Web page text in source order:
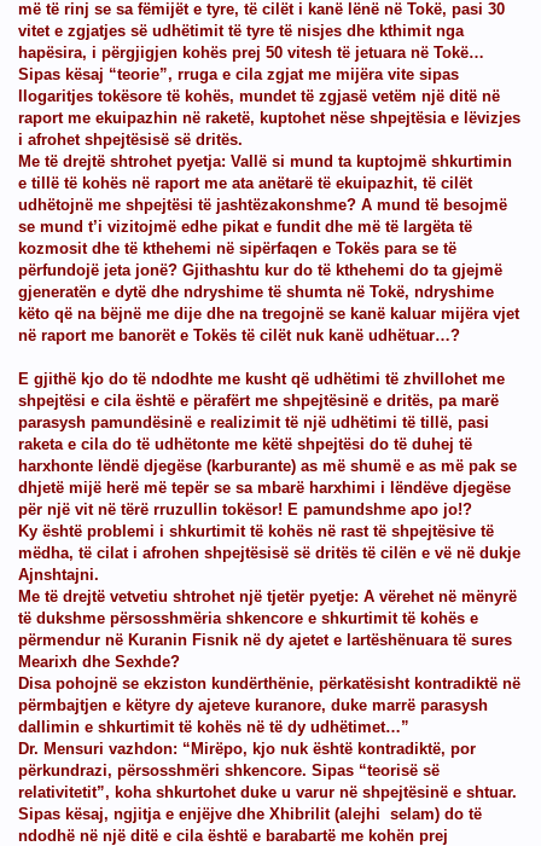
më të rinj se sa fëmijët e tyre, të cilët i kanë lënë në Tokë, pasi 30
vitet e zgjatjes së udhëtimit të tyre të nisjes dhe kthimit nga
hapësira, i përgjigjen kohës prej 50 vitesh të jetuara në Tokë…
Sipas kësaj “teorie”, rruga e cila zgjat me mijëra vite sipas
llogaritjes tokësore të kohës, mundet të zgjasë vetëm një ditë në
raport me ekuipazhin në raketë, kuptohet nëse shpejtësia e lëvizjes
i afrohet shpejtësisë së dritës.
Me të drejtë shtrohet pyetja: Vallë si mund ta kuptojmë shkurtimin
e tillë të kohës në raport me ata anëtarë të ekuipazhit, të cilët
udhëtojnë me shpejtësi të jashtëzakonshme? A mund të besojmë
se mund t’i vizitojmë edhe pikat e fundit dhe më të largëta të
kozmosit dhe të kthehemi në sipërfaqen e Tokës para se të
përfundojë jeta jonë? Gjithashtu kur do të kthehemi do ta gjejmë
gjeneratën e dytë dhe ndryshime të shumta në Tokë, ndryshime
këto që na bëjnë me dije dhe na tregojnë se kanë kaluar mijëra vjet
në raport me banorët e Tokës të cilët nuk kanë udhëtuar…?
E gjithë kjo do të ndodhte me kusht që udhëtimi të zhvillohet me
shpejtësi e cila është e përafërt me shpejtësinë e dritës, pa marë
parasysh pamundësinë e realizimit të një udhëtimi të tillë, pasi
raketa e cila do të udhëtonte me këtë shpejtësi do të duhej të
harxhonte lëndë djegëse (karburante) as më shumë e as më pak se
dhjetë mijë herë më tepër se sa mbarë harxhimi i lëndëve djegëse
për një vit në tërë rruzullin tokësor! E pamundshme apo jo!?
Ky është problemi i shkurtimit të kohës në rast të shpejtësive të
mëdha, të cilat i afrohen shpejtësisë së dritës të cilën e vë në dukje
Ajnshtajni.
Me të drejtë vetvetiu shtrohet një tjetër pyetje: A vërehet në mënyrë
të dukshme përsosshmëria shkencore e shkurtimit të kohës e
përmendur në Kuranin Fisnik në dy ajetet e lartëshënuara të sures
Mearixh dhe Sexhde?
Disa pohojnë se ekziston kundërthënie, përkatësisht kontradiktë në
përmbajtjen e këtyre dy ajeteve kuranore, duke marrë parasysh
dallimin e shkurtimit të kohës në të dy udhëtimet…”
Dr. Mensuri vazhdon: “Mirëpo, kjo nuk është kontradiktë, por
përkundrazi, përsosshmëri shkencore. Sipas “teorisë së
relativitetit”, koha shkurtohet duke u varur në shpejtësinë e shtuar.
Sipas kësaj, ngjitja e enjëjve dhe Xhibrilit (alejhi selam) do të
ndodhë në një ditë e cila është e barabartë me kohën prej